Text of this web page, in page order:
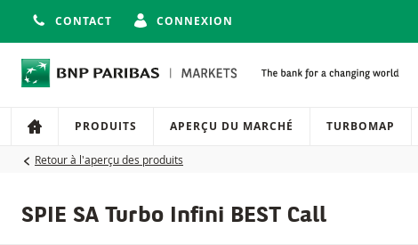
CONTACT CONNEXION
Navigation
Navigation sur le site
PRODUITS APERÇU DU MARCHÉ TURBOMAP
Retour à l'aperçu des produits
SPIE SA Turbo Infini BEST Call